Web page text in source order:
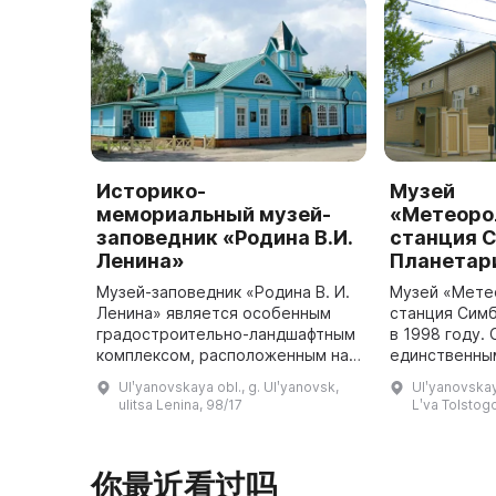
Историко-
мемориальный музей-
заповедник «Родина В.И.
Ленина»
Музей-заповедник «Родина В. И.
Ленина» является особенным
градостроительно-ландшафтным
комплексом, расположенным на
части города Симбирск-
Ульяновск. Здесь объединены
Ulʹyanovskaya obl., g. Ulʹyanovsk,
ulitsa Lenina, 98/17
Музей
станция
Музей
станция
в 1998 году.
единая
Lʹva
你最近看过吗